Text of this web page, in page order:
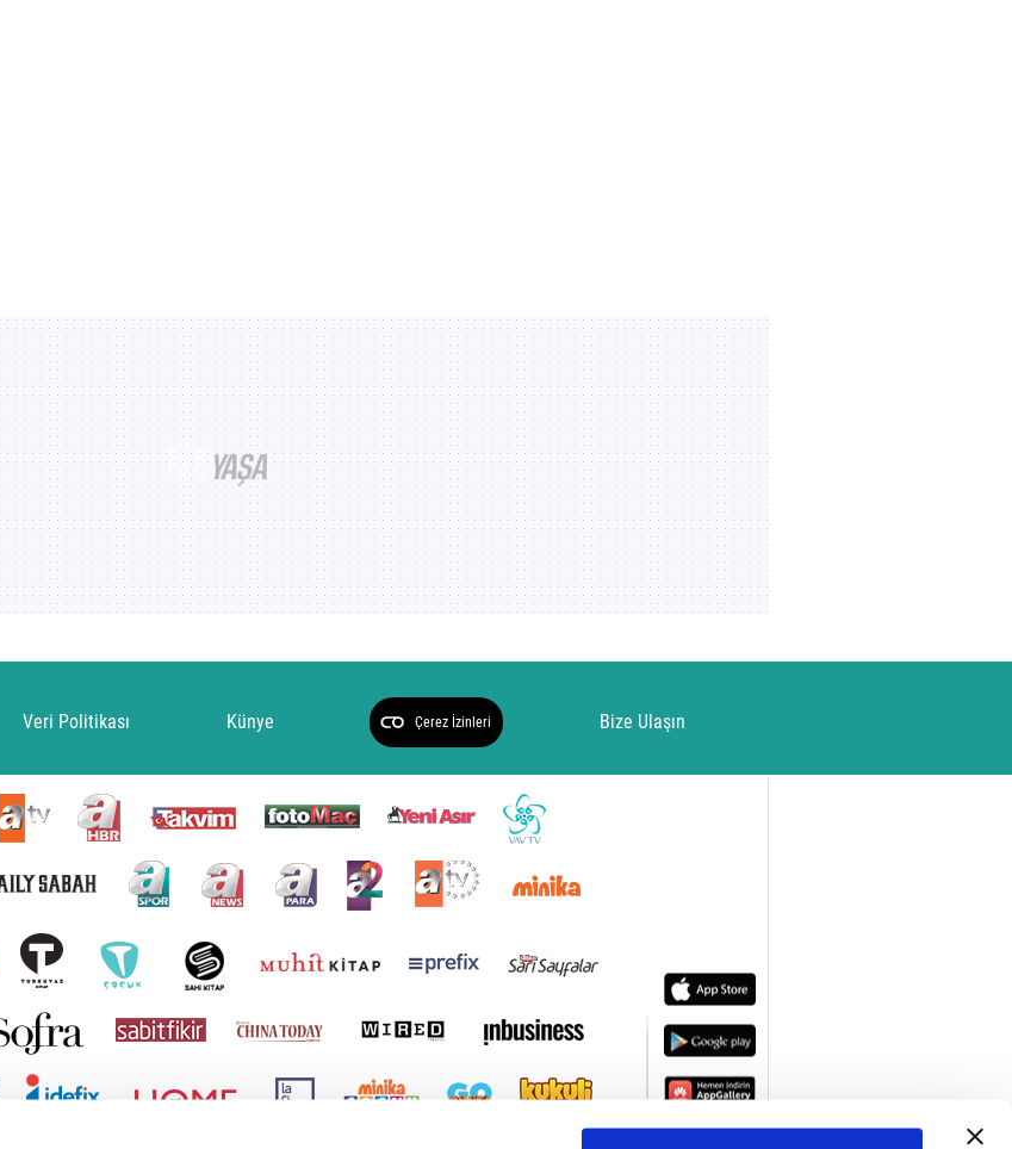
Veri Politikası Künye Çerez İzinleri Bize Ulaşın